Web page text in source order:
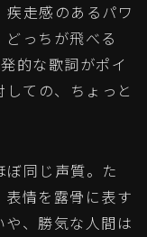
走感のあるパワ
っちが飛べる
的な歌詞がポイ
ての、ちょっと
同じ声質。た
情を露骨に表す
、勝気な人間は